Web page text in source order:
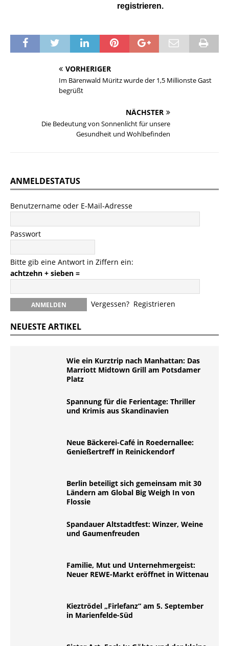
registrieren.
VORHERIGER
Im Bärenwald Müritz wurde der 1,5 Millionste Gast
begrüßt
NÄCHSTER
Die Bedeutung von Sonnenlicht für unsere
Gesundheit und Wohlbefinden
ANMELDESTATUS
Benutzername oder E-Mail-Adresse
Passwort
Bitte gib eine Antwort in Ziffern ein:
achtzehn + sieben =
Vergessen? Registrieren
NEUESTE ARTIKEL
Wie ein Kurztrip nach Manhattan: Das
Marriott Midtown Grill am Potsdamer
Platz
Spannung für die Ferientage: Thriller
und Krimis aus Skandinavien
Neue Bäckerei-Café in Roedernallee:
Genießertreff in Reinickendorf
Berlin beteiligt sich gemeinsam mit 30
Ländern am Global Big Weigh In von
Flossie
Spandauer Altstadtfest: Winzer, Weine
und Gaumenfreuden
Familie, Mut und Unternehmergeist:
Neuer REWE-Markt eröffnet in Wittenau
Kieztrödel „Firlefanz“ am 5. September
in Marienfelde-Süd